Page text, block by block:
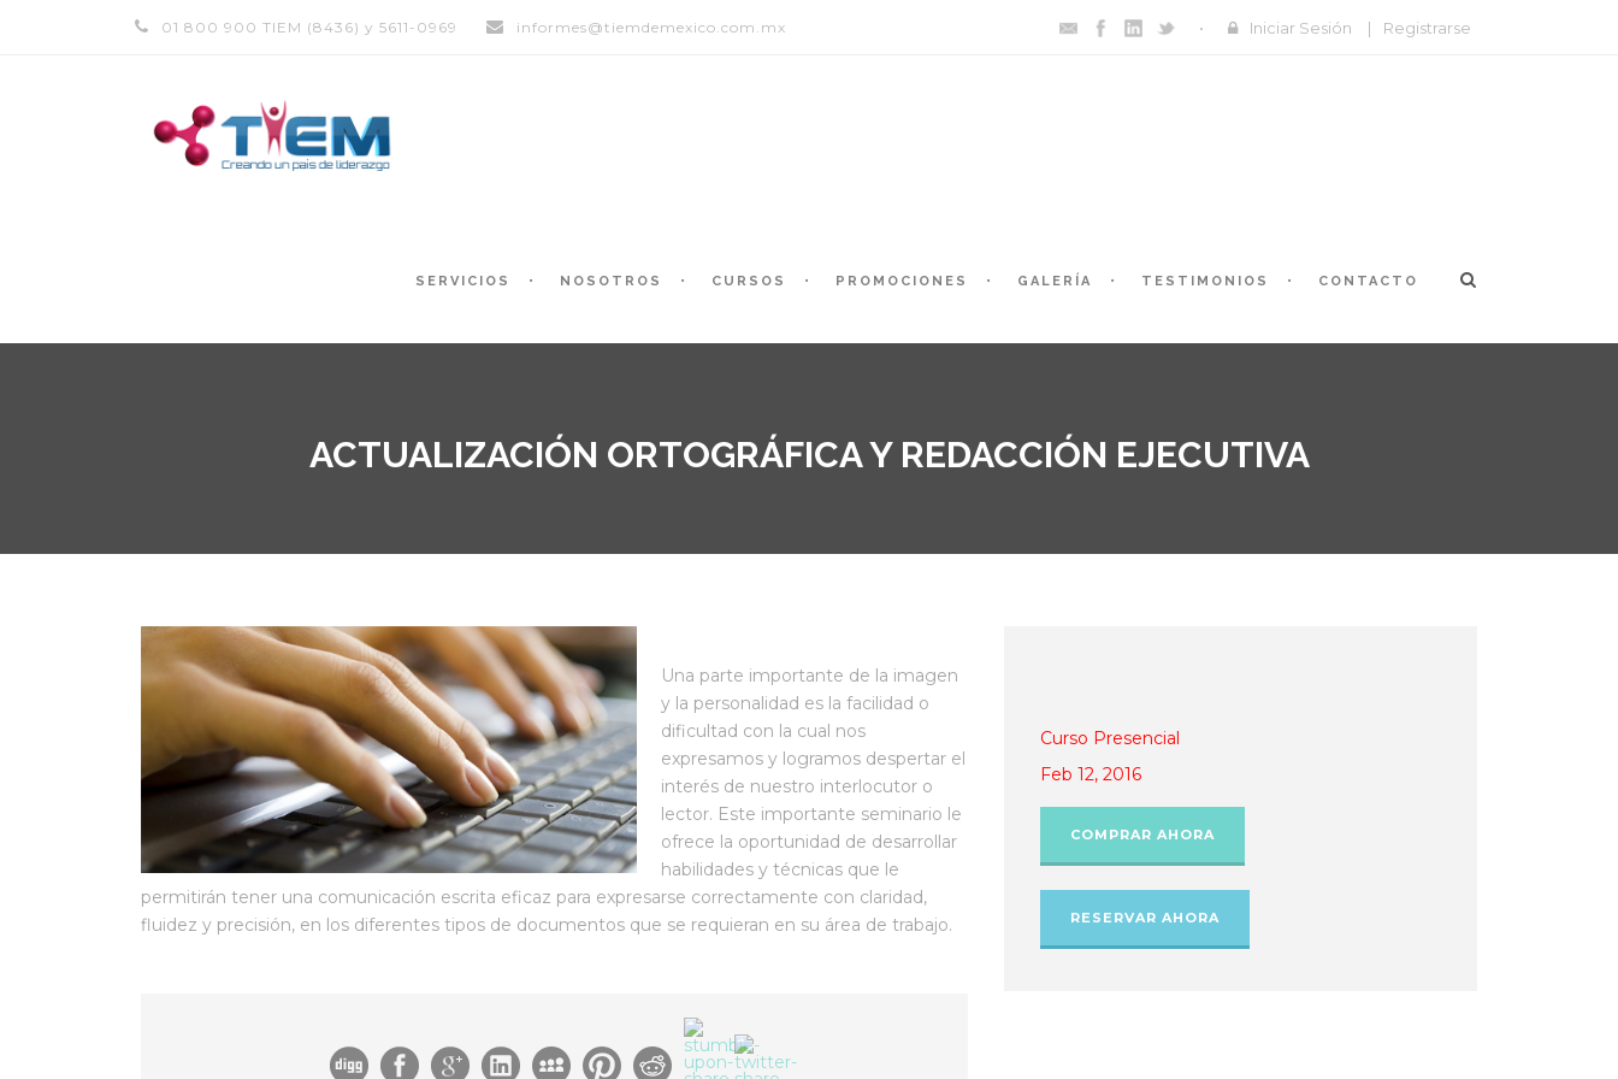
01 800 900 TIEM (8436) y 5611-0969 informes@tiemdemexico.com.mx Iniciar Sesión | Registrarse
SERVICIOS NOSOTROS CURSOS PROMOCIONES GALERÍA TESTIMONIOS CONTACTO
ACTUALIZACIÓN ORTOGRÁFICA Y REDACCIÓN EJECUTIVA
Curso Presencial
Feb 12, 2016
COMPRAR AHORA
RESERVAR AHORA
Una parte importante de la imagen
y la personalidad es la facilidad o
dificultad con la cual nos
expresamos y logramos despertar el
interés de nuestro interlocutor o
lector. Este importante seminario le
ofrece la oportunidad de desarrollar
habilidades y técnicas que le
permitirán tener una comunicación escrita eficaz para expresarse correctamente con claridad,
fluidez y precisión, en los diferentes tipos de documentos que se requieran en su área de trabajo.